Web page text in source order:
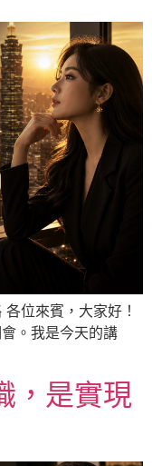
位來賓，大家好！
。我是今天的講
，是實現